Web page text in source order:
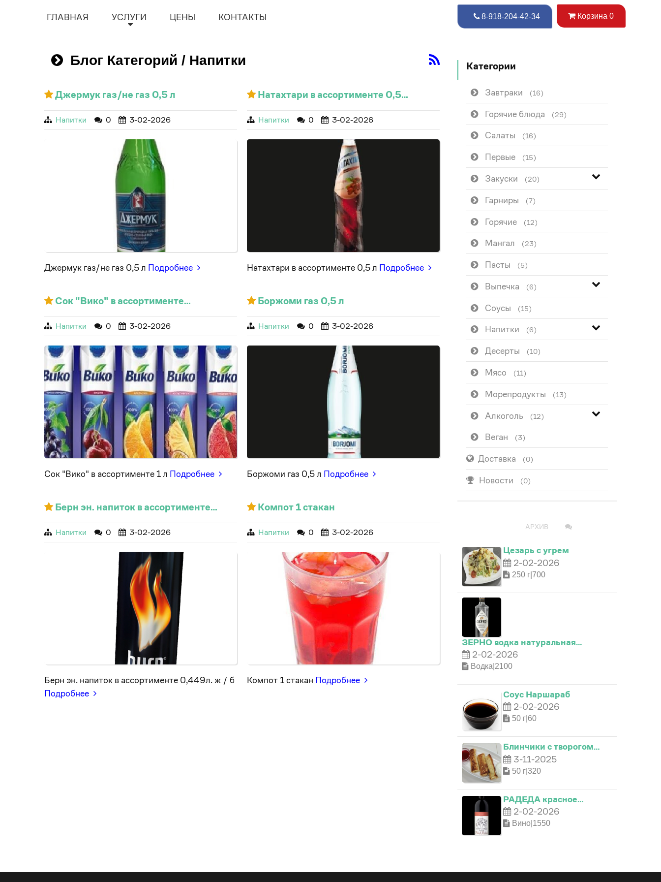
Корзина 0
8-918-204-42-34
ГЛАВНАЯ УСЛУГИ ЦЕНЫ КОНТАКТЫ
Блог Категорий / Напитки
Джермук газ/не газ 0,5 л
Напитки 0 3-02-2026
Джермук газ/не газ 0,5 л Подробнее
Натахтари в ассортименте 0,5…
Напитки 0 3-02-2026
Натахтари в ассортименте 0,5 л Подробнее
Сок "Вико" в ассортименте…
Напитки 0 3-02-2026
Сок "Вико" в ассортименте 1 л Подробнее
Боржоми газ 0,5 л
Напитки 0 3-02-2026
Боржоми газ 0,5 л Подробнее
Берн эн. напиток в ассортименте…
Напитки 0 3-02-2026
Берн эн. напиток в ассортименте 0,449л. ж / б
Подробнее
Компот 1 стакан
Напитки 0 3-02-2026
Компот 1 стакан Подробнее
Категории
Завтраки (16)
Горячие блюда (29)
Салаты (16)
Первые (15)
Закуски (20)
Гарниры (7)
Горячие (12)
Мангал (23)
Пасты (5)
Выпечка (6)
Соусы (15)
Напитки (6)
Десерты (10)
Мясо (11)
Морепродукты (13)
Алкоголь (12)
Веган (3)
Доставка (0)
Новости (0)
АРХИВ
Цезарь с угрем
2-02-2026
250 г|700
ЗЕРНО водка натуральная…
2-02-2026
Водка|2100
Соус Наршараб
2-02-2026
50 г|60
Блинчики с творогом…
3-11-2025
50 г|320
РАДЕДА красное…
2-02-2026
Вино|1550
3